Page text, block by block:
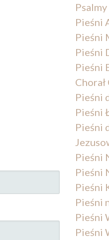
Psalmy
Pieśni
Pieśni
Pieśni
Pieśni
Pieśni
Pieśni
Pieśni
Pieśni
Pieśni
Pieśni
Pieśni
Pieśni
Pieśni